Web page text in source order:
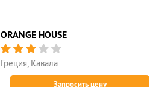
ORANGE HOUSE
    
Греция, Кавала
Запросить цену